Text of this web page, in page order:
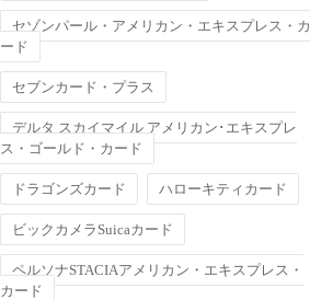
セゾンパール・アメリカン・エキスプレス・カ
ード
セブンカード・プラス
デルタ スカイマイル アメリカン･エキスプレ
ス・ゴールド・カード
ドラゴンズカード ハローキティカード
ビックカメラSuicaカード
ペルソナSTACIAアメリカン・エキスプレス・
カード